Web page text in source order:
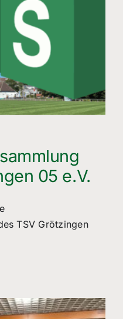
05 e.V.
TSV Grötzingen